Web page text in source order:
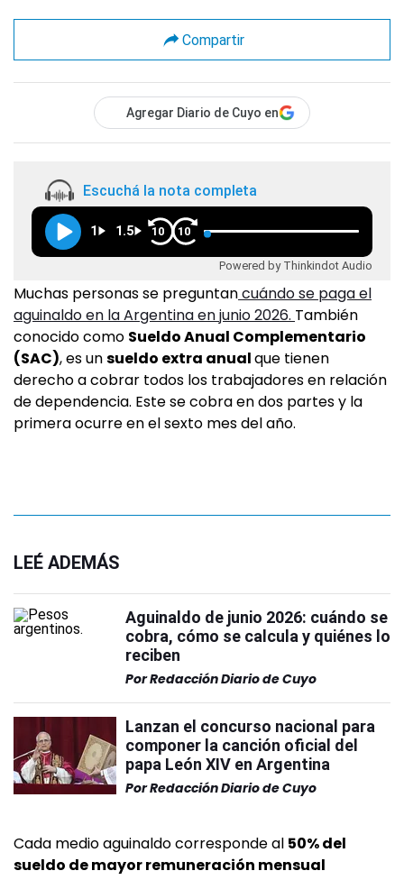
Compartir
Agregar Diario de Cuyo en
Escuchá la nota completa
1 1.5 10 10
Powered by Thinkindot Audio
Muchas personas se preguntancuándo se paga el
aguinaldo en la Argentina en junio 2026. También
conocido como Sueldo Anual Complementario
(SAC), es unsueldo extra anualque tienen
derecho a cobrar todos los trabajadores en relación
de dependencia. Este se cobra en dos partes y la
primera ocurre en el sexto mes del año.
LEÉ ADEMÁS
Aguinaldo de junio 2026: cuándo se
cobra, cómo se calcula y quiénes lo
reciben
PorRedacción Diario de Cuyo
Lanzan el concurso nacional para
componer la canción oficial del
papa León XIV en Argentina
PorRedacción Diario de Cuyo
Cada medio aguinaldo corresponde al 50% del
sueldo de mayor remuneración mensual